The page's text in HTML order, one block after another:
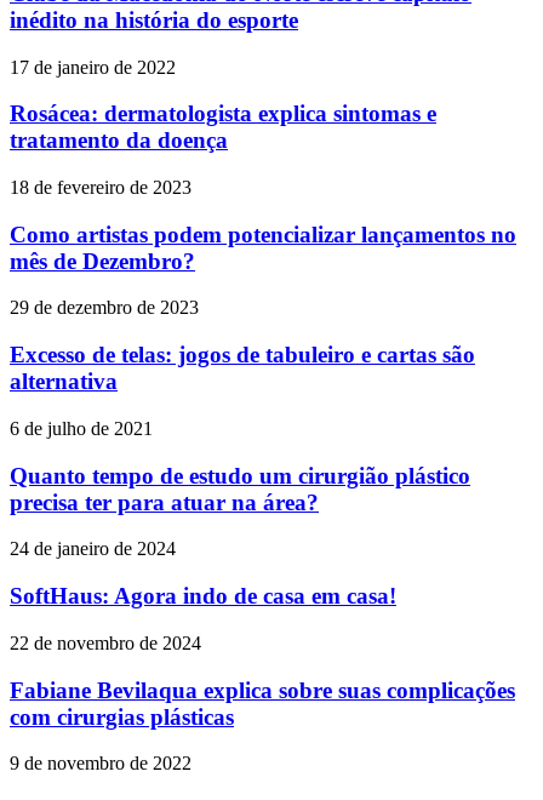
inédito na história do esporte
17 de janeiro de 2022
Rosácea: dermatologista explica sintomas e
tratamento da doença
18 de fevereiro de 2023
Como artistas podem potencializar lançamentos no
mês de Dezembro?
29 de dezembro de 2023
Excesso de telas: jogos de tabuleiro e cartas são
alternativa
6 de julho de 2021
Quanto tempo de estudo um cirurgião plástico
precisa ter para atuar na área?
24 de janeiro de 2024
SoftHaus: Agora indo de casa em casa!
22 de novembro de 2024
Fabiane Bevilaqua explica sobre suas complicações
com cirurgias plásticas
9 de novembro de 2022